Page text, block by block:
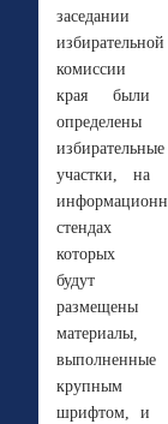
заседании
избирательной
комиссии
края были
определены
избирательные
участки, на
стендах
которых
будут
размещены
материалы,
выполненные
крупным
шрифтом, и